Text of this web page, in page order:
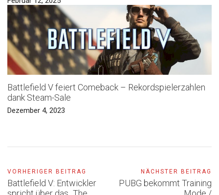
Battlefield V feiert Comeback – Rekordspielerzahlen
dank Steam-Sale
Dezember 4, 2023
VORHERIGER BEITRAG
Battlefield V: Entwickler
NÄCHSTER BEITRAG
PUBG bekommt Training